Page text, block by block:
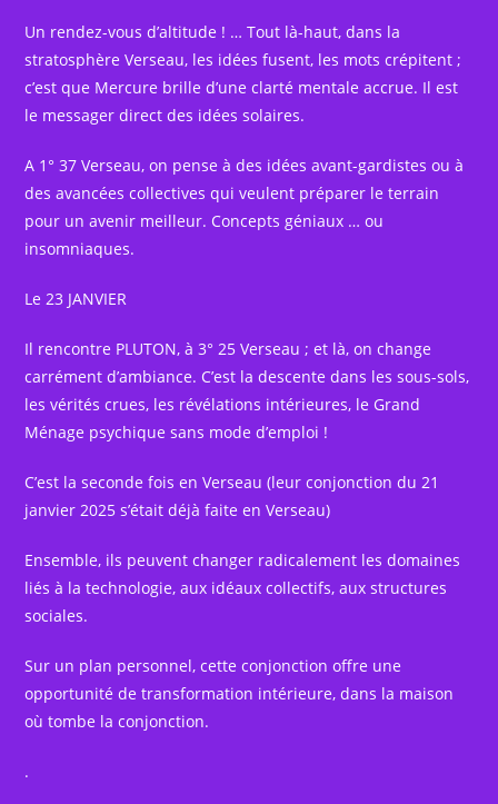
Un rendez-vous d’altitude ! … Tout là-haut, dans la
stratosphère Verseau, les idées fusent, les mots crépitent ;
c’est que Mercure brille d’une clarté mentale accrue. Il est
le messager direct des idées solaires.
A 1° 37 Verseau, on pense à des idées avant-gardistes ou à
des avancées collectives qui veulent préparer le terrain
pour un avenir meilleur. Concepts géniaux … ou
insomniaques.
Le 23 JANVIER
Il rencontre PLUTON, à 3° 25 Verseau ; et là, on change
carrément d’ambiance. C’est la descente dans les sous-sols,
les vérités crues, les révélations intérieures, le Grand
Ménage psychique sans mode d’emploi !
C’est la seconde fois en Verseau (leur conjonction du 21
janvier 2025 s’était déjà faite en Verseau)
Ensemble, ils peuvent changer radicalement les domaines
liés à la technologie, aux idéaux collectifs, aux structures
sociales.
Sur un plan personnel, cette conjonction offre une
opportunité de transformation intérieure, dans la maison
où tombe la conjonction.
.